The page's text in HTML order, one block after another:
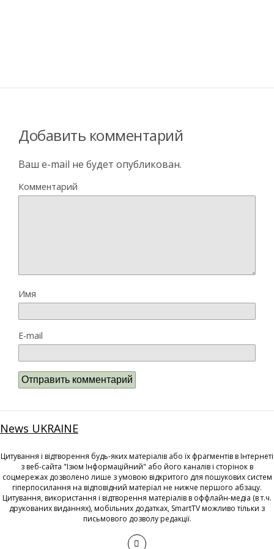
Добавить комментарий
Ваш e-mail не будет опубликован.
Комментарий
Имя
E-mail
News UKRAINE
Цитування і відтворення будь-яких матеріалів або їх фрагментів в Інтернеті
з веб-сайта "Ізюм Інформаційний" або його каналів і сторінок в
соцмережах дозволено лише з умовою відкритого для пошукових систем
гіперпосилання на відповідний матеріал не нижче першого абзацу.
Цитування, використання і відтворення матеріалів в оффлайн-медіа (в т.ч.
друкованих виданнях), мобільних додатках, SmartTV можливо тільки з
письмового дозволу редакції.